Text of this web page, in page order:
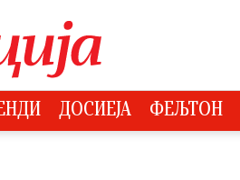
ДОСИЕЈА ФЕЉТОН